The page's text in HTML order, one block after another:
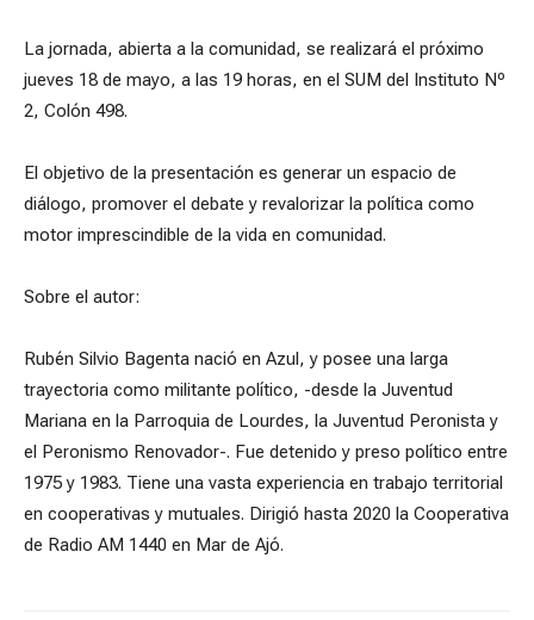
La jornada, abierta a la comunidad, se realizará el próximo
jueves 18 de mayo, a las 19 horas, en el SUM del Instituto Nº
2, Colón 498.
El objetivo de la presentación es generar un espacio de
diálogo, promover el debate y revalorizar la política como
motor imprescindible de la vida en comunidad.
Sobre el autor:
Rubén Silvio Bagenta nació en Azul, y posee una larga
trayectoria como militante político, -desde la Juventud
Mariana en la Parroquia de Lourdes, la Juventud Peronista y
el Peronismo Renovador-. Fue detenido y preso político entre
1975 y 1983. Tiene una vasta experiencia en trabajo territorial
en cooperativas y mutuales. Dirigió hasta 2020 la Cooperativa
de Radio AM 1440 en Mar de Ajó.